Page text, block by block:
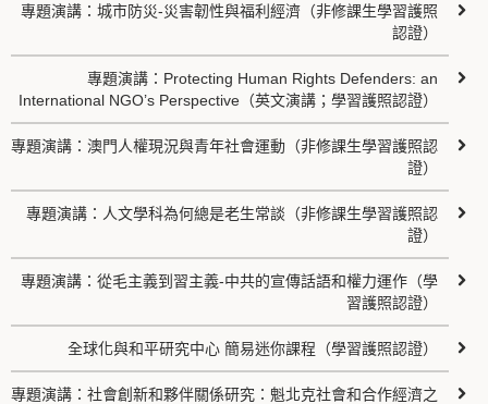
專題演講：城市防災-災害韌性與福利經濟（非修課生學習護照
認證）
專題演講：Protecting Human Rights Defenders: an
International NGO’s Perspective（英文演講；學習護照認證）
專題演講：澳門人權現況與青年社會運動（非修課生學習護照認
證）
專題演講：人文學科為何總是老生常談（非修課生學習護照認
證）
專題演講：從毛主義到習主義-中共的宣傳話語和權力運作（學
習護照認證）
全球化與和平研究中心 簡易迷你課程（學習護照認證）
專題演講：社會創新和夥伴關係研究：魁北克社會和合作經濟之